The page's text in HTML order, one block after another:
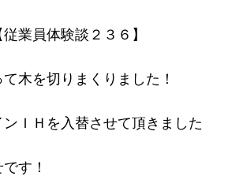
業員体験談２３６】
木を切りまくりました！
ンＩＨを入替させて頂きました
す！